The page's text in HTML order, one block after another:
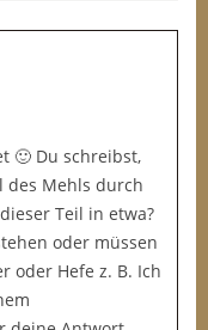
🙂 Du schreibst,
des Mehls durch
Teil in etwa?
oder müssen
oder Hefe z. B. Ich